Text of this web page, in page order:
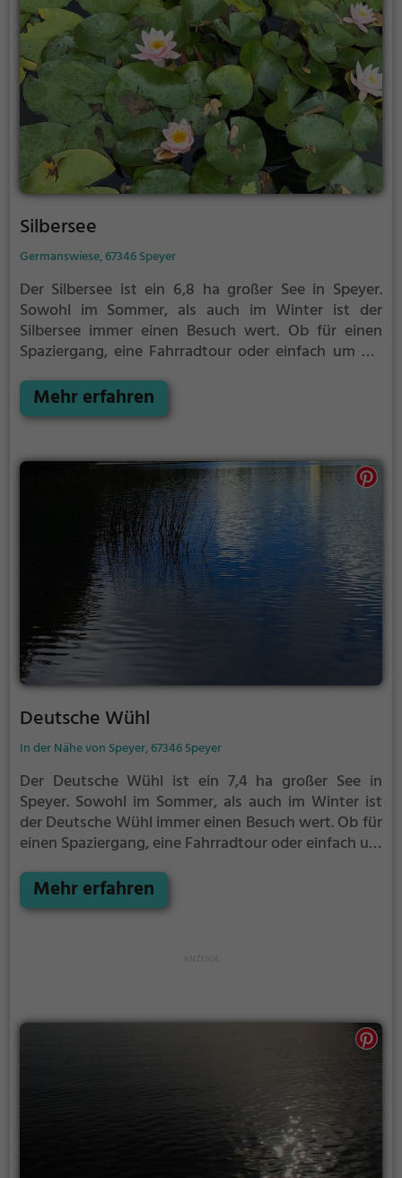
Silbersee
Germanswiese, 67346 Speyer
Der Silbersee ist ein 6,8 ha großer See in Speyer.
Sowohl im Sommer, als auch im Winter ist der
Silbersee immer einen Besuch wert. Ob für einen
Spaziergang, eine Fahrradtour oder einfach um die
Möglichkeiten für Freizeitaktivitäten.
Mehr erfahren
Deutsche Wühl
In der Nähe von Speyer, 67346 Speyer
Der Deutsche Wühl ist ein 7,4 ha großer See in
Speyer. Sowohl im Sommer, als auch im Winter ist
der Deutsche Wühl immer einen Besuch wert. Ob für
einen Spaziergang, eine Fahrradtour oder einfach um
zahlreiche Möglichkeiten für Freizeitaktivitäten.
Mehr erfahren